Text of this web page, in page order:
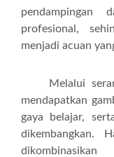
pendampingan
profesional,
menjadi acuan
Melalui
mendapatkan
gaya belajar,
dikembangkan.